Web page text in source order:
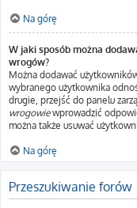
Na górę
W jaki sposób można
wrogów?
Można dodawać
wybranego użytkownika
drugie, przejść do panelu
wrogowiewprowadzić
można także usuwać
Na górę
Przeszukiwanie forów